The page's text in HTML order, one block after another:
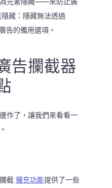
藏：隱藏無法透過
告的備用選項。
告攔截器
作了，讓我們來看看一
截 擴充功能提供了一些